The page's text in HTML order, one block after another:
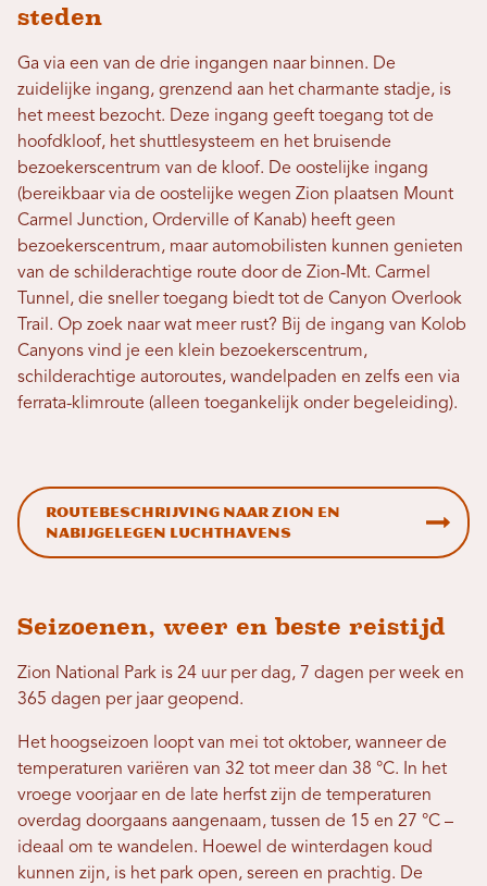
steden
Ga via een van de drie ingangen naar binnen. De
zuidelijke ingang, grenzend aan het charmante stadje, is
het meest bezocht. Deze ingang geeft toegang tot de
hoofdkloof, het shuttlesysteem en het bruisende
bezoekerscentrum van de kloof. De oostelijke ingang
(bereikbaar via de oostelijke wegen Zion plaatsen Mount
Carmel Junction, Orderville of Kanab) heeft geen
bezoekerscentrum, maar automobilisten kunnen genieten
van de schilderachtige route door de Zion-Mt. Carmel
Tunnel, die sneller toegang biedt tot de Canyon Overlook
Trail. Op zoek naar wat meer rust? Bij de ingang van Kolob
Canyons vind je een klein bezoekerscentrum,
schilderachtige autoroutes, wandelpaden en zelfs een via
ferrata-klimroute (alleen toegankelijk onder begeleiding).
Routebeschrijving naar Zion en
nabijgelegen luchthavens
Seizoenen, weer en beste reistijd
Zion National Park is 24 uur per dag, 7 dagen per week en
365 dagen per jaar geopend.
Het hoogseizoen loopt van mei tot oktober, wanneer de
temperaturen variëren van 32 tot meer dan 38 °C. In het
vroege voorjaar en de late herfst zijn de temperaturen
overdag doorgaans aangenaam, tussen de 15 en 27 °C –
ideaal om te wandelen. Hoewel de winterdagen koud
kunnen zijn, is het park open, sereen en prachtig. De